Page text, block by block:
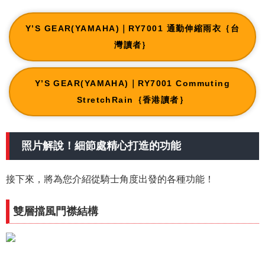
Y’S GEAR(YAMAHA)｜RY7001 通勤伸縮雨衣｛台
灣讀者｝
Y’S GEAR(YAMAHA)｜RY7001 Commuting
StretchRain｛香港讀者｝
照片解說！細節處精心打造的功能
接下來，將為您介紹從騎士角度出發的各種功能！
雙層擋風門襟結構